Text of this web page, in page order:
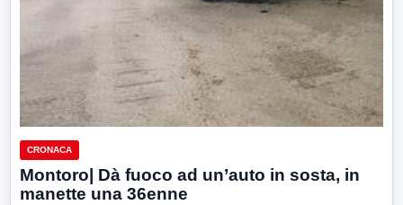
CRONACA
Montoro| Dà fuoco ad un’auto in sosta, in
manette una 36enne